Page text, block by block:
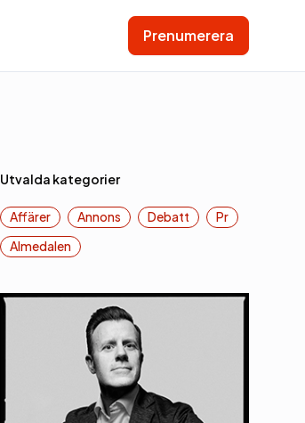
Prenumerera
Utvalda kategorier
Affärer Annons Debatt
Pr
Almedalen